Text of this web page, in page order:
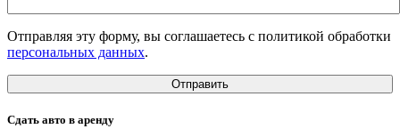
Отправляя эту форму, вы соглашаетесь с политикой обработки
персональных данных.
Сдать авто в аренду